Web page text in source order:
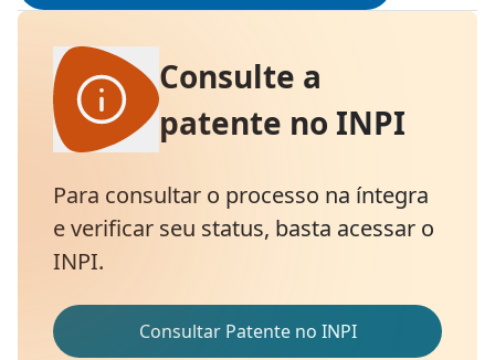
Consulte a
patente no INPI
Para consultar o processo na íntegra
e verificar seu status, basta acessar o
INPI.
Consultar Patente no INPI